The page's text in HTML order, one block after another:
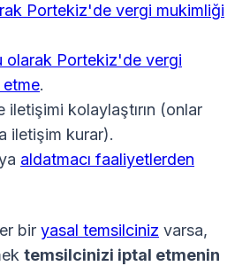
Portekiz'de vergi mukimliği
olarak Portekiz'de vergi
etme.
iletişimi kolaylaştırın (onlar
iletişim kurar).
aldatmacı faaliyetlerden
bir yasal temsilciniz varsa,
temsilcinizi iptal etmenin